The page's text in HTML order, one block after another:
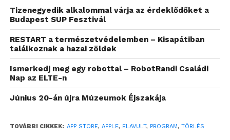
Tizenegyedik alkalommal várja az érdeklődőket a
Budapest SUP Fesztivál
RESTART a természetvédelemben – Kisapátiban
találkoznak a hazai zöldek
Ismerkedj meg egy robottal – RobotRandi Családi
Nap az ELTE-n
Június 20-án újra Múzeumok Éjszakája
TOVÁBBI CIKKEK: APP STORE, APPLE, ELAVULT, PROGRAM, TÖRLÉS